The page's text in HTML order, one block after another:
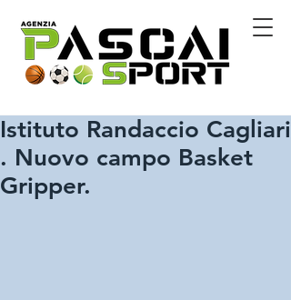
Istituto Randaccio Cagliari
. Nuovo campo Basket
Gripper.